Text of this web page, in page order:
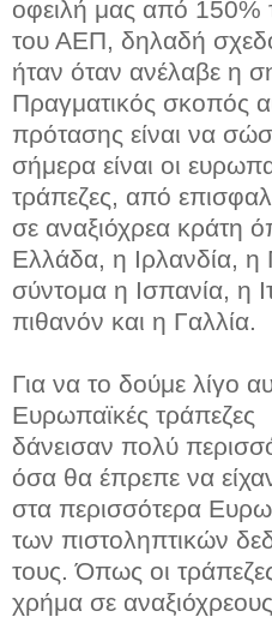
οφειλή μας από
του ΑΕΠ, δηλαδή
ήταν όταν ανέλαβε η
Πραγματικός σκοπός
πρότασης είναι να
σήμερα είναι οι
τράπεζες, από
σε αναξιόχρεα κράτη
Ελλάδα, η Ιρλανδία, η
σύντομα η Ισπανία, η
πιθανόν και η Γαλλία.
Για να το δούμε λίγο
Ευρωπαϊκές τράπεζες
δάνεισαν πολύ
όσα θα έπρεπε να
στα περισσότερα
των πιστοληπτικών
τους. Όπως οι
χρήμα σε αναξιόχρεους